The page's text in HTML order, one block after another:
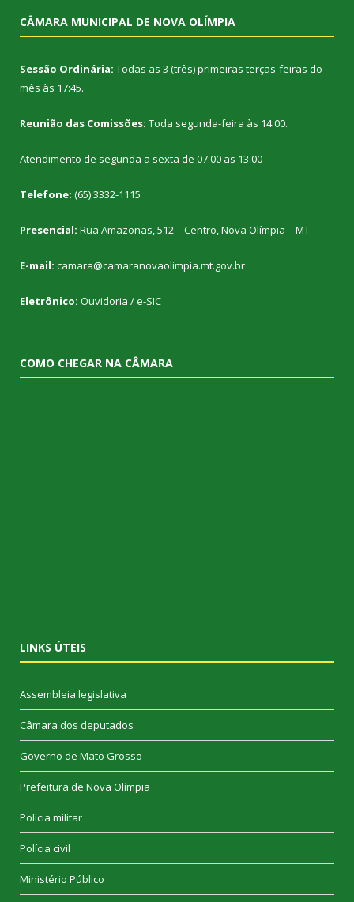
CÂMARA MUNICIPAL DE NOVA OLÍMPIA
Sessão Ordinária: Todas as 3 (três) primeiras terças-feiras do
mês às 17:45.
Reunião das Comissões: Toda segunda-feira às 14:00.
Atendimento de segunda a sexta de 07:00 as 13:00
Telefone: (65) 3332-1115
Presencial: Rua Amazonas, 512 – Centro, Nova Olímpia – MT
E-mail: camara@camaranovaolimpia.mt.gov.br
Eletrônico: Ouvidoria /e-SIC
COMO CHEGAR NA CÂMARA
LINKS ÚTEIS
Assembleia legislativa
Câmara dos deputados
Governo de Mato Grosso
Prefeitura de Nova Olímpia
Polícia militar
Polícia civil
Ministério Público